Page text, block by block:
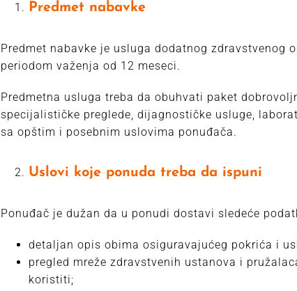
Predmet nabavke
Predmet nabavke je usluga dodatnog zdravstvenog
periodom važenja od 12 meseci.
Predmetna usluga treba da obuhvati paket
specijalističke preglede, dijagnostičke usluge,
sa opštim i posebnim uslovima ponuđača.
Uslovi koje ponuda treba da ispuni
Ponuđač je dužan da u ponudi dostavi sledeće
detaljan opis obima osiguravajućeg pokrića i
pregled mreže zdravstvenih ustanova i
koristiti;